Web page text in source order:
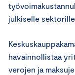
julkiselle
havainnollistaa
verojen ja